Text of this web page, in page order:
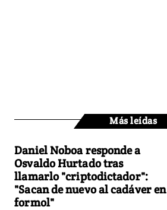
Más leídas
Daniel Noboa responde a
Osvaldo Hurtado tras
llamarlo "criptodictador":
"Sacan de nuevo al cadáver en
formol"